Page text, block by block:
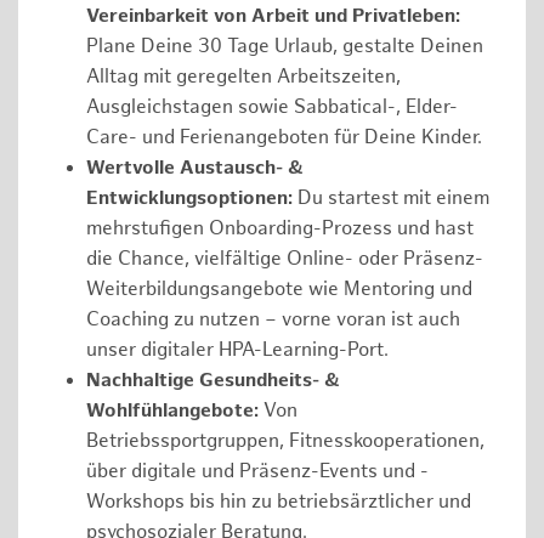
Vereinbarkeit von Arbeit und Privatleben:
Plane Deine 30 Tage Urlaub, gestalte Deinen
Alltag mit geregelten Arbeitszeiten,
Ausgleichstagen sowie Sabbatical-, Elder-
Care- und Ferienangeboten für Deine Kinder.
Wertvolle Austausch- &
Entwicklungsoptionen: Du startest mit einem
mehrstufigen Onboarding-Prozess und hast
die Chance, vielfältige Online- oder Präsenz-
Weiterbildungsangebote wie Mentoring und
Coaching zu nutzen – vorne voran ist auch
unser digitaler HPA-Learning-Port.
Nachhaltige Gesundheits- &
Wohlfühlangebote: Von
Betriebssportgruppen, Fitnesskooperationen,
über digitale und Präsenz-Events und -
Workshops bis hin zu betriebsärztlicher und
psychosozialer Beratung.